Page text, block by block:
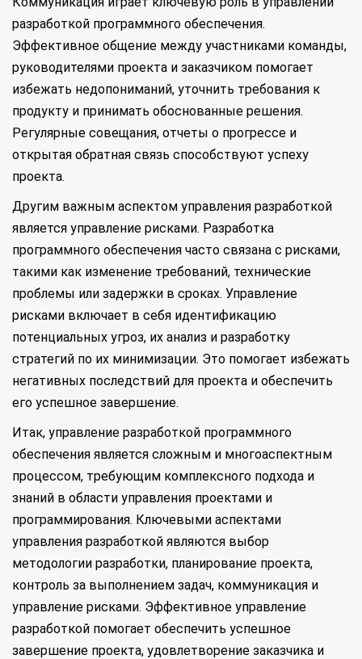
разработкой программного обеспечения.
Эффективное общение между участниками команды,
руководителями проекта и заказчиком помогает
избежать недопониманий, уточнить требования к
продукту и принимать обоснованные решения.
Регулярные совещания, отчеты о прогрессе и
открытая обратная связь способствуют успеху
проекта.
Другим важным аспектом управления разработкой
является управление рисками. Разработка
программного обеспечения часто связана с рисками,
такими как изменение требований, технические
проблемы или задержки в сроках. Управление
рисками включает в себя идентификацию
потенциальных угроз, их анализ и разработку
стратегий по их минимизации. Это помогает избежать
негативных последствий для проекта и обеспечить
его успешное завершение.
Итак, управление разработкой программного
обеспечения является сложным и многоаспектным
процессом, требующим комплексного подхода и
знаний в области управления проектами и
программирования. Ключевыми аспектами
управления разработкой являются выбор
методологии разработки, планирование проекта,
контроль за выполнением задач, коммуникация и
управление рисками. Эффективное управление
разработкой помогает обеспечить успешное
завершение проекта, удовлетворение заказчика и